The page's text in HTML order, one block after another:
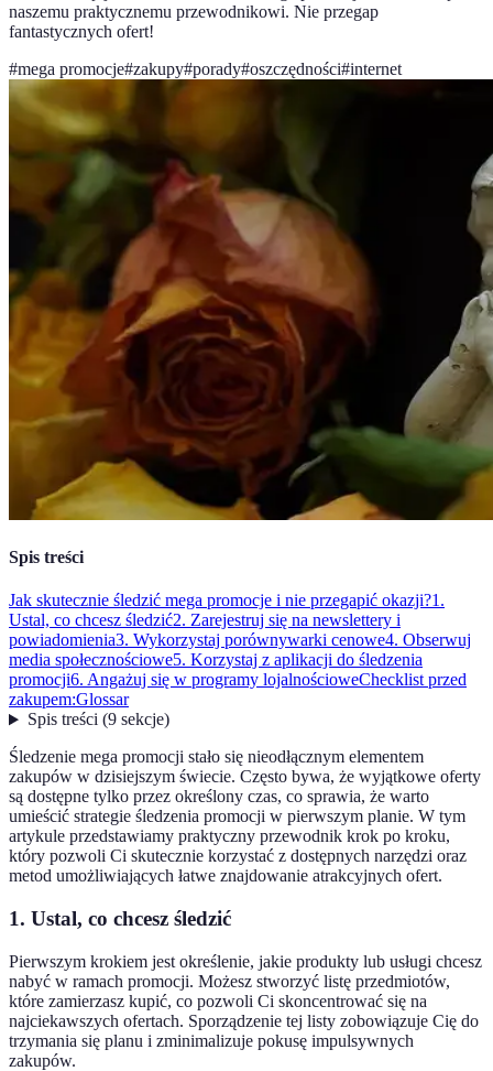
naszemu praktycznemu przewodnikowi. Nie przegap
fantastycznych ofert!
#mega promocje#zakupy#porady#oszczędności#internet
Spis treści
Jak skutecznie śledzić mega promocje i nie przegapić okazji?1.
Ustal, co chcesz śledzić2. Zarejestruj się na newslettery i
powiadomienia3. Wykorzystaj porównywarki cenowe4. Obserwuj
media społecznościowe5. Korzystaj z aplikacji do śledzenia
promocji6. Angażuj się w programy lojalnościoweChecklist przed
zakupem:Glossar
Spis treści(9 sekcje)
Śledzenie mega promocji stało się nieodłącznym elementem
zakupów w dzisiejszym świecie. Często bywa, że wyjątkowe oferty
są dostępne tylko przez określony czas, co sprawia, że warto
umieścić strategie śledzenia promocji w pierwszym planie. W tym
artykule przedstawiamy praktyczny przewodnik krok po kroku,
który pozwoli Ci skutecznie korzystać z dostępnych narzędzi oraz
metod umożliwiających łatwe znajdowanie atrakcyjnych ofert.
1. Ustal, co chcesz śledzić
Pierwszym krokiem jest określenie, jakie produkty lub usługi chcesz
nabyć w ramach promocji. Możesz stworzyć listę przedmiotów,
które zamierzasz kupić, co pozwoli Ci skoncentrować się na
najciekawszych ofertach. Sporządzenie tej listy zobowiązuje Cię do
trzymania się planu i zminimalizuje pokusę impulsywnych
zakupów.